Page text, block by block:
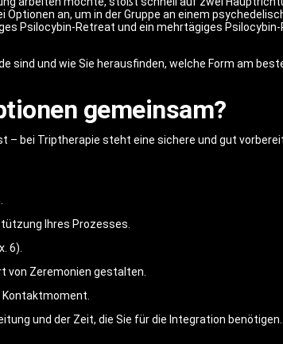
an, um in der Gruppe an einem
Psilocybin-Retreat und ein mehrtägiges
sind und wie Sie herausfinden, welche Form am
gemeinsam?
bei Triptherapie steht eine sichere und gut
Ihres Prozesses.
6).
von Zeremonien gestalten.
und der Zeit, die Sie für die Integration benötigen.